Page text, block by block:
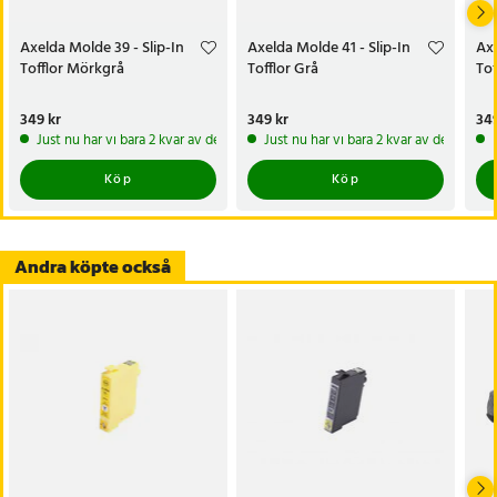
Axelda Molde 39 - Slip-In
Tofflor Mörkgrå
Pris:349 kr
349 kr
Just nu har vi bara 2 kvar av denna produkt
Köp
Axelda Molde 41 - Slip-In
Tofflor Grå
Pris:349 kr
349 kr
Just nu har vi bara 2 kvar av denna
Köp
Andra köpte också